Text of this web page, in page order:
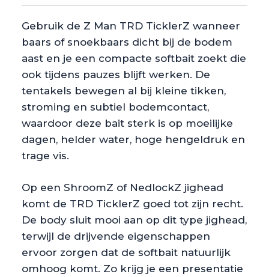
Gebruik de Z Man TRD TicklerZ wanneer
baars of snoekbaars dicht bij de bodem
aast en je een compacte softbait zoekt die
ook tijdens pauzes blijft werken. De
tentakels bewegen al bij kleine tikken,
stroming en subtiel bodemcontact,
waardoor deze bait sterk is op moeilijke
dagen, helder water, hoge hengeldruk en
trage vis.
Op een ShroomZ of NedlockZ jighead
komt de TRD TicklerZ goed tot zijn recht.
De body sluit mooi aan op dit type jighead,
terwijl de drijvende eigenschappen
ervoor zorgen dat de softbait natuurlijk
omhoog komt. Zo krijg je een presentatie